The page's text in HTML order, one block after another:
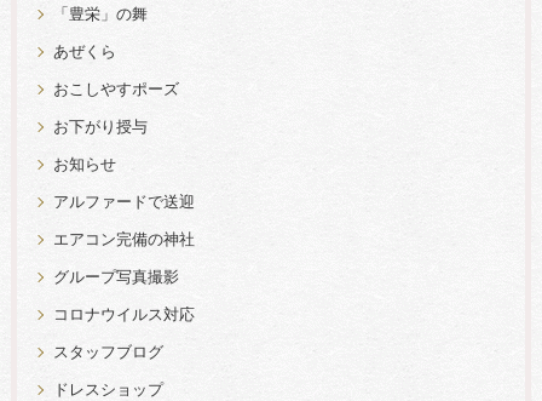
「豊栄」の舞
あぜくら
おこしやすポーズ
お下がり授与
お知らせ
アルファードで送迎
エアコン完備の神社
グループ写真撮影
コロナウイルス対応
スタッフブログ
ドレスショップ